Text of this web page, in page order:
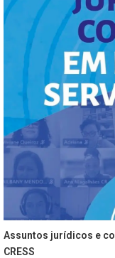
Assuntos jurídicos e
CRESS